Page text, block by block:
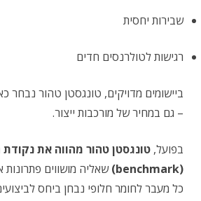
שבירות יחסית
רגישות לטולרנסים חדים
ביישומים מדויקים, טונגסטן טהור נבחר
– גם במחיר של מורכבות ייצור.
בפועל, טונגסטן טהור מהווה את נקודת
(benchmark)
שאליה מושווים פתרונות
כל מעבר לחומר חלופי נבחן ביחס